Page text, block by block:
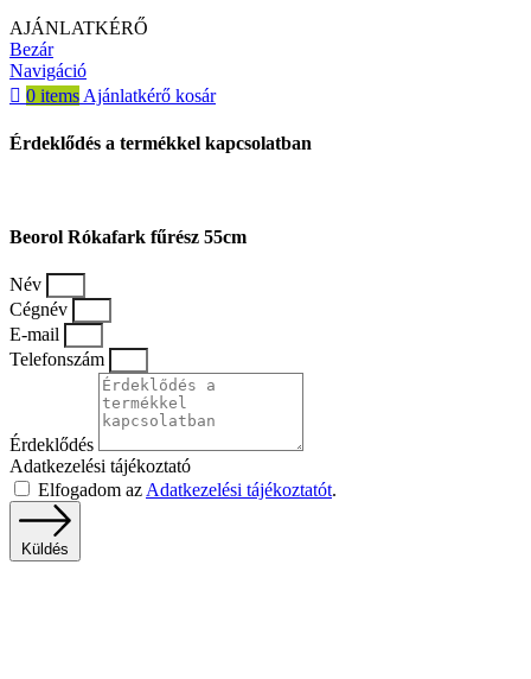
AJÁNLATKÉRŐ
Bezár
Navigáció
0 items Ajánlatkérő kosár
Érdeklődés a termékkel kapcsolatban
Beorol Rókafark fűrész 55cm
Név
Cégnév
E-mail
Telefonszám
Érdeklődés
Adatkezelési tájékoztató
Elfogadom az Adatkezelési tájékoztatót.
Küldés